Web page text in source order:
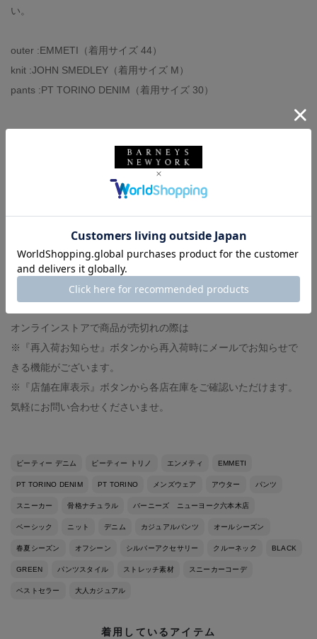
い。
outer :EMMETI（着用サイズ 44）
knit :JOHN SMEDLEY（着用サイズ M）
pants :PT TORINO DENIM（着用サイズ 30）
◼︎身長174センチ、体重62キロ
◼︎革靴サイズ40,UK6（ジャストサイズです）
◼︎スニーカーサイズ27センチ（大きめに履きます）
オンラインストアで商品が売切れの際は
※『再入荷お知らせ』ボタンから再入荷時にメールでお知らせで
きる機能がございます。
※『店舗在庫表示』ボタンから各店在庫をご確認いただけます。
気軽にお問い合わせくださいませ。
ピーティー デニム ピーティー トリノ エンメティ EMMETI
PT TORINO DENIM PT TORINO メンズウェア アウター パンツ
スニーカー 骨格ナチュラル バーニーズ ニューヨーク六本木店
ベーシック ニット デニム カジュアルパンツ オールシーズン
春夏シーズン オフシーン シルバーアクセサリー クルーネック BLACK
GREEN パンツスタイル ストレッチ素材 スニーカーコーデ
ベストセラー 大人カジュアル
着用しているアイテム